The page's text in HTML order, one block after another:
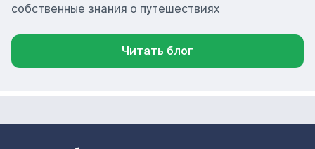
собственные знания о путешествиях
Читать блог